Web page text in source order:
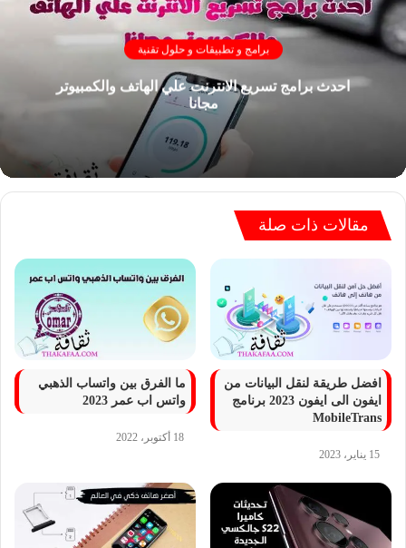
برامج و تطبيقات و حلول تقنية
احدث برامج تسريع الانترنت علي الهاتف والكمبيوتر
مجانا
مقالات ذات صلة
افضل طريقة لنقل البيانات من
ايفون الى ايفون 2023 برنامج
MobileTrans
15 يناير، 2023
ما الفرق بين واتساب الذهبي
واتس اب عمر 2023
18 أكتوبر، 2022